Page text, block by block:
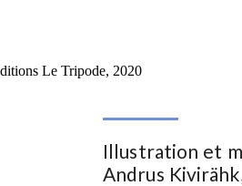
Illustration et
Andrus